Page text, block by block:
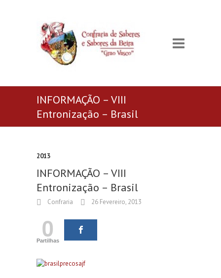
INFORMAÇÃO – VIII
Entronização – Brasil
2013
INFORMAÇÃO – VIII
Entronização – Brasil
Confraria 26 Fevereiro, 2013
0
Partilhas